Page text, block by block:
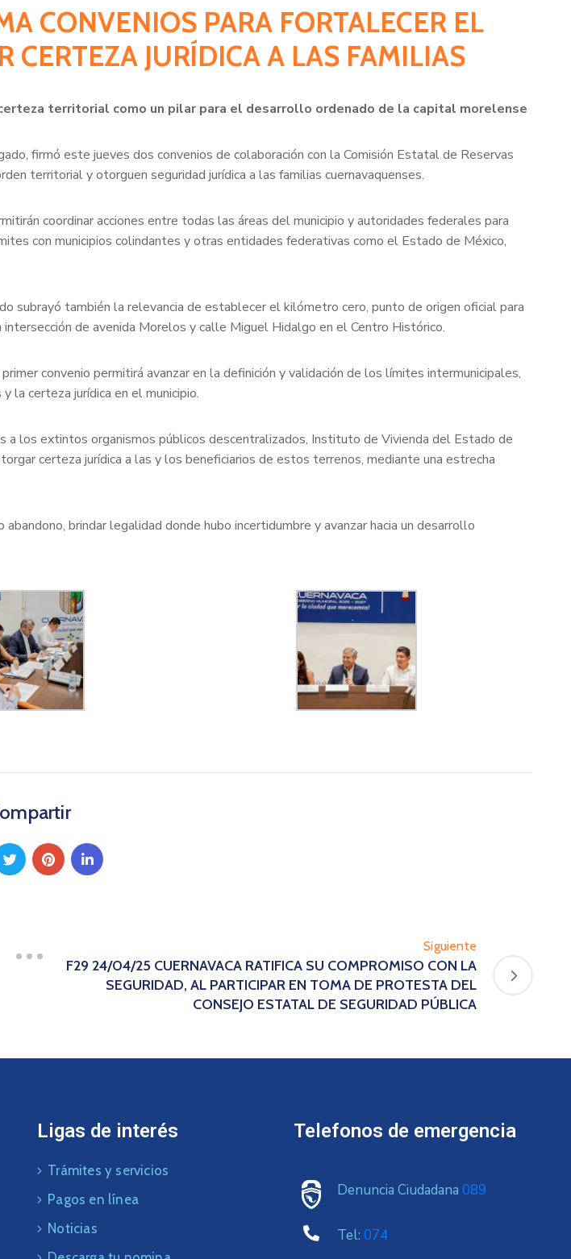
CONVENIOS PARA FORTALECER EL
JURÍDICA A LAS FAMILIAS
territorial como un pilar para el desarrollo ordenado de la capital morelense
firmó este jueves dos convenios de colaboración con la Comisión Estatal de Reservas
territorial y otorguen seguridad jurídica a las familias cuernavaquenses.
coordinar acciones entre todas las áreas del municipio y autoridades federales para
con municipios colindantes y otras entidades federativas como el Estado de México,
subrayó también la relevancia de establecer el kilómetro cero, punto de origen oficial para
de avenida Morelos y calle Miguel Hidalgo en el Centro Histórico.
convenio permitirá avanzar en la definición y validación de los límites intermunicipales,
la certeza jurídica en el municipio.
a los extintos organismos públicos descentralizados, Instituto de Vivienda del Estado de
certeza jurídica a las y los beneficiarios de estos terrenos, mediante una estrecha
brindar legalidad donde hubo incertidumbre y avanzar hacia un desarrollo
Siguiente
F29 24/04/25 CUERNAVACA RATIFICA SU COMPROMISO CON LA
SEGURIDAD, AL PARTICIPAR EN TOMA DE PROTESTA DEL
CONSEJO ESTATAL DE SEGURIDAD PÚBLICA
Ligas de interés
Trámites y servicios
Pagos en línea
Noticias
Telefonos de emergencia
Denuncia Ciudadana 089
Tel: 074